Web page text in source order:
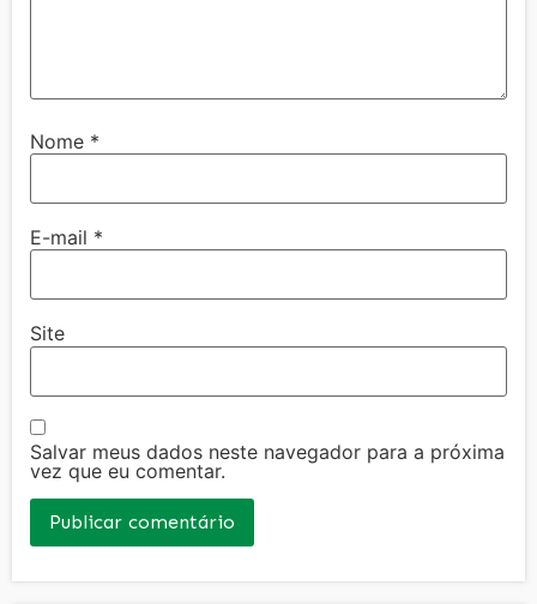
Nome *
E-mail *
Site
Salvar meus dados neste navegador para a próxima
vez que eu comentar.